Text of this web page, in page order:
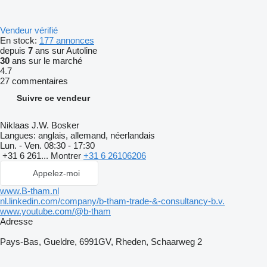
Vendeur vérifié
En stock: 177 annonces
depuis 7 ans sur Autoline
30 ans sur le marché
4.7
27 commentaires
Suivre ce vendeur
Niklaas J.W. Bosker
Langues: anglais, allemand, néerlandais
Lun. - Ven. 08:30 - 17:30
+31 6 261... Montrer +31 6 26106206
Appelez-moi
www.B-tham.nl
nl.linkedin.com/company/b-tham-trade-&-consultancy-b.v.
www.youtube.com/@b-tham
Adresse
Pays-Bas, Gueldre, 6991GV, Rheden, Schaarweg 2